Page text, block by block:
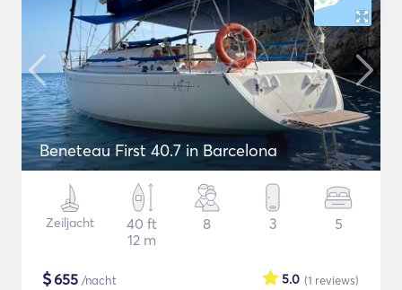
Beneteau First 40.7 in Barcelona
Zeiljacht
40 ft
12 m
8 3 5
$655 /nacht (1 reviews)
5.0